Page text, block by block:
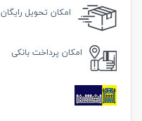
امکان تحویل رایگان
امکان پرداخت بانکی